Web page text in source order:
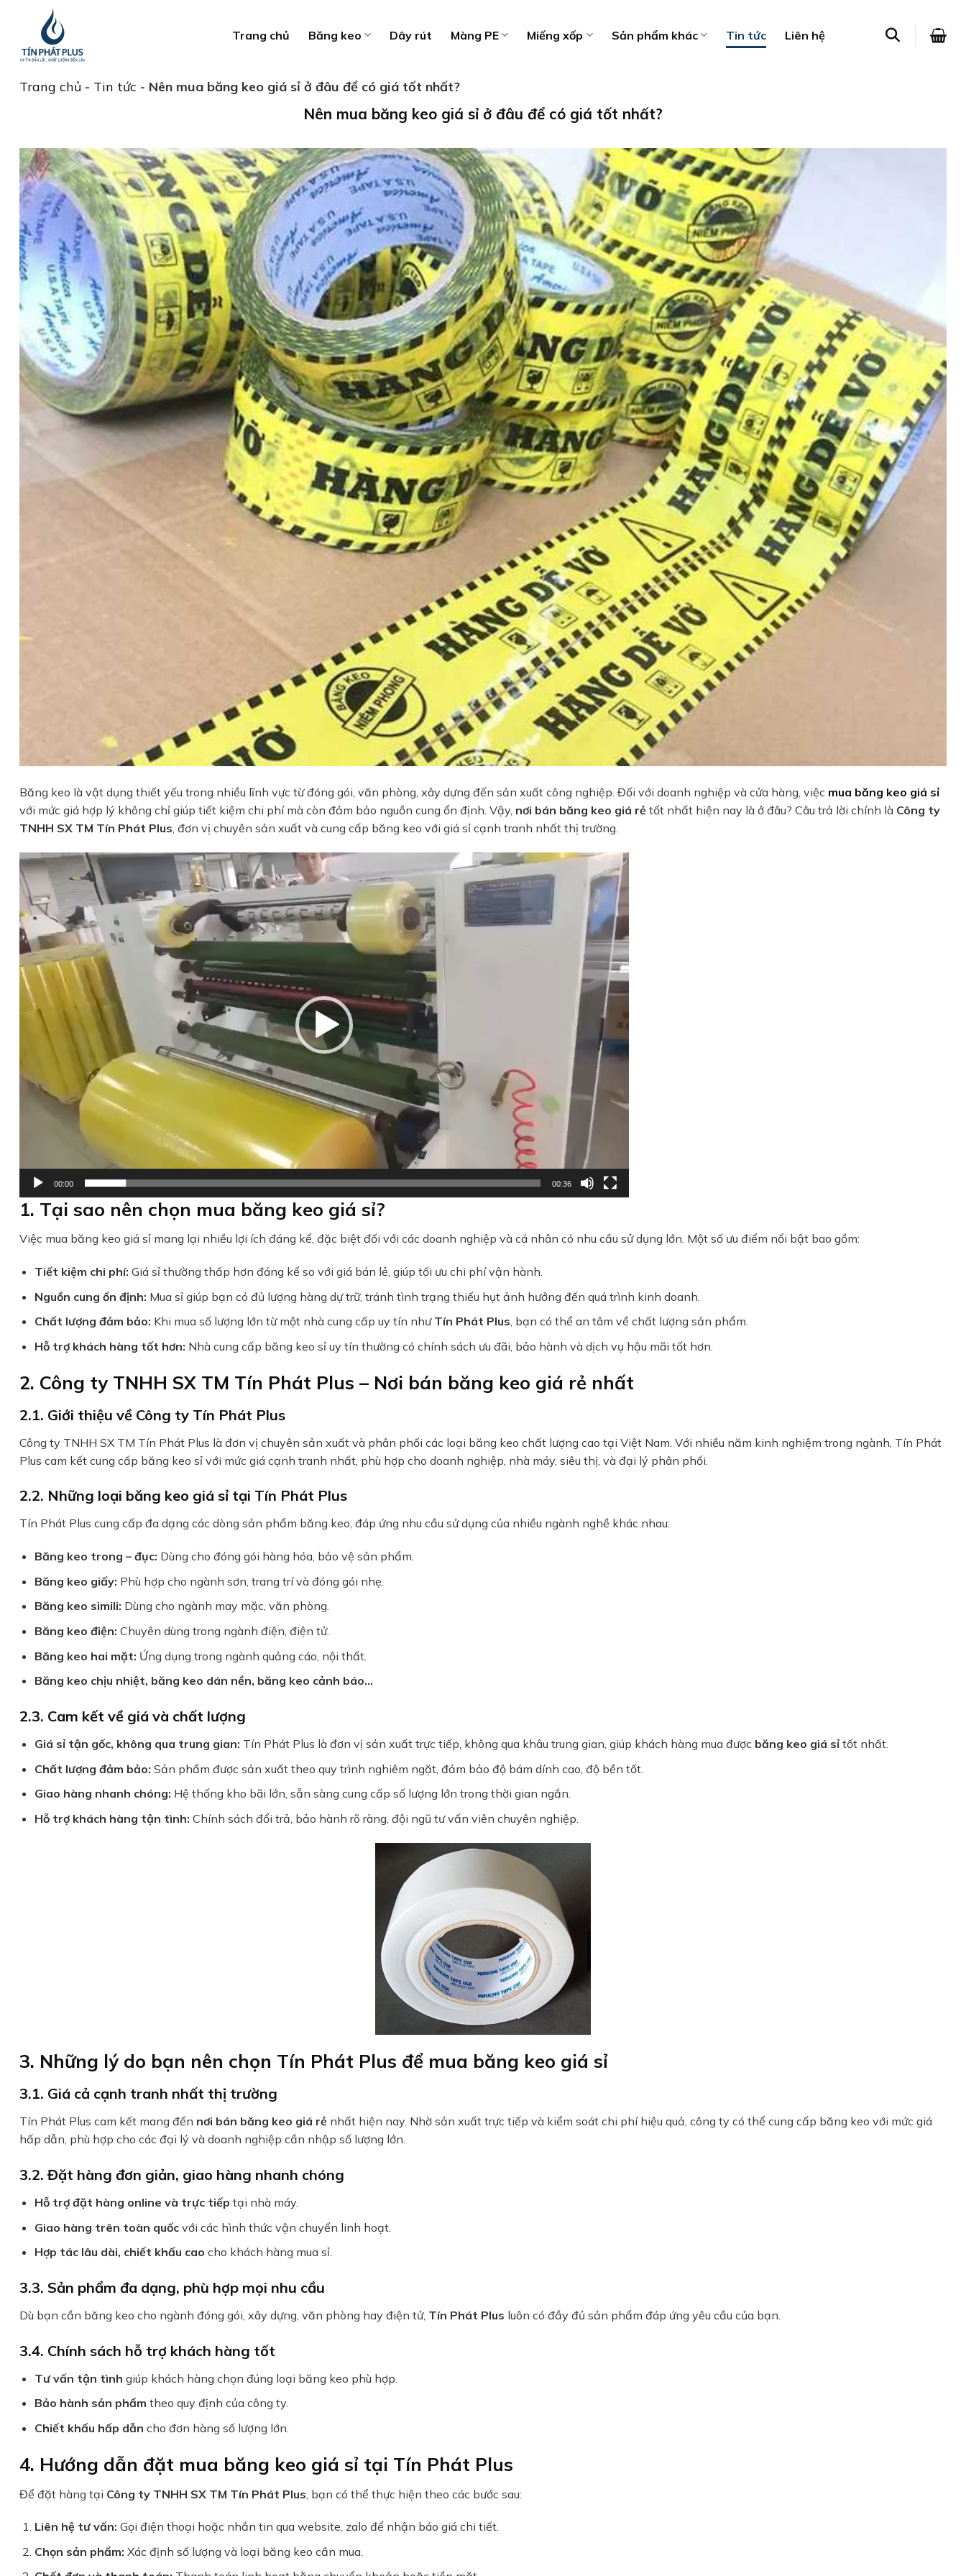
dung
Trang chủ Băng keo Dây rút Màng PE Miếng xốp Sản phẩm khác Tin tức Liên hệ
Trang chủ - Tin tức - Nên mua băng keo giá sỉ ở đâu để có giá tốt nhất?
Nên mua băng keo giá sỉ ở đâu để có giá tốt nhất?
Băng keo là vật dụng thiết yếu trong nhiều lĩnh vực từ đóng gói, văn phòng, xây dựng đến sản xuất công nghiệp. Đối với doanh nghiệp và cửa hàng, việc mua băng keo giá sỉ
với mức giá hợp lý không chỉ giúp tiết kiệm chi phí mà còn đảm bảo nguồn cung ổn định. Vậy, nơi bán băng keo giá rẻ tốt nhất hiện nay là ở đâu? Câu trả lời chính là Công ty
TNHH SX TM Tín Phát Plus , đơn vị chuyên sản xuất và cung cấp băng keo với giá sỉ cạnh tranh nhất thị trường.
Trình
chơi
Video
00:00 00:36
1. Tại sao nên chọn mua băng keo giá sỉ?
Việc mua băng keo giá sỉ mang lại nhiều lợi ích đáng kể, đặc biệt đối với các doanh nghiệp và cá nhân có nhu cầu sử dụng lớn. Một số ưu điểm nổi bật bao gồm:
Tiết kiệm chi phí: Giá sỉ thường thấp hơn đáng kể so với giá bán lẻ, giúp tối ưu chi phí vận hành.
Nguồn cung ổn định: Mua sỉ giúp bạn có đủ lượng hàng dự trữ, tránh tình trạng thiếu hụt ảnh hưởng đến quá trình kinh doanh.
Chất lượng đảm bảo: Khi mua số lượng lớn từ một nhà cung cấp uy tín như Tín Phát Plus, bạn có thể an tâm về chất lượng sản phẩm.
Hỗ trợ khách hàng tốt hơn: Nhà cung cấp băng keo sỉ uy tín thường có chính sách ưu đãi, bảo hành và dịch vụ hậu mãi tốt hơn.
2. Công ty TNHH SX TM Tín Phát Plus – Nơi bán băng keo giá rẻ nhất
2.1. Giới thiệu về Công ty Tín Phát Plus
Công ty TNHH SX TM Tín Phát Plus là đơn vị chuyên sản xuất và phân phối các loại băng keo chất lượng cao tại Việt Nam. Với nhiều năm kinh nghiệm trong ngành, Tín Phát
Plus cam kết cung cấp băng keo sỉ với mức giá cạnh tranh nhất, phù hợp cho doanh nghiệp, nhà máy, siêu thị, và đại lý phân phối.
2.2. Những loại băng keo giá sỉ tại Tín Phát Plus
Tín Phát Plus cung cấp đa dạng các dòng sản phẩm băng keo, đáp ứng nhu cầu sử dụng của nhiều ngành nghề khác nhau:
Băng keo trong – đục: Dùng cho đóng gói hàng hóa, bảo vệ sản phẩm.
Băng keo giấy: Phù hợp cho ngành sơn, trang trí và đóng gói nhẹ.
Băng keo simili: Dùng cho ngành may mặc, văn phòng.
Băng keo điện: Chuyên dùng trong ngành điện, điện tử.
Băng keo hai mặt: Ứng dụng trong ngành quảng cáo, nội thất.
Băng keo chịu nhiệt, băng keo dán nền, băng keo cảnh báo…
2.3. Cam kết về giá và chất lượng
Giá sỉ tận gốc, không qua trung gian: Tín Phát Plus là đơn vị sản xuất trực tiếp, không qua khâu trung gian, giúp khách hàng mua được băng keo giá sỉtốt nhất.
Chất lượng đảm bảo: Sản phẩm được sản xuất theo quy trình nghiêm ngặt, đảm bảo độ bám dính cao, độ bền tốt.
Giao hàng nhanh chóng: Hệ thống kho bãi lớn, sẵn sàng cung cấp số lượng lớn trong thời gian ngắn.
Hỗ trợ khách hàng tận tình: Chính sách đổi trả, bảo hành rõ ràng, đội ngũ tư vấn viên chuyên nghiệp.
3. Những lý do bạn nên chọn Tín Phát Plus để mua băng keo giá sỉ
3.1. Giá cả cạnh tranh nhất thị trường
Tín Phát Plus cam kết mang đến nơi bán băng keo giá rẻ nhất hiện nay. Nhờ sản xuất trực tiếp và kiểm soát chi phí hiệu quả, công ty có thể cung cấp băng keo với mức giá
hấp dẫn, phù hợp cho các đại lý và doanh nghiệp cần nhập số lượng lớn.
3.2. Đặt hàng đơn giản, giao hàng nhanh chóng
Hỗ trợ đặt hàng online và trực tiếp tại nhà máy.
Giao hàng trên toàn quốcvới các hình thức vận chuyển linh hoạt.
Hợp tác lâu dài, chiết khấu cao cho khách hàng mua sỉ.
3.3. Sản phẩm đa dạng, phù hợp mọi nhu cầu
Dù bạn cần băng keo cho ngành đóng gói, xây dựng, văn phòng hay điện tử, Tín Phát Plus luôn có đầy đủ sản phẩm đáp ứng yêu cầu của bạn.
3.4. Chính sách hỗ trợ khách hàng tốt
Tư vấn tận tình giúp khách hàng chọn đúng loại băng keo phù hợp.
Bảo hành sản phẩm theo quy định của công ty.
Chiết khấu hấp dẫn cho đơn hàng số lượng lớn.
4. Hướng dẫn đặt mua băng keo giá sỉ tại Tín Phát Plus
Để đặt hàng tại Công ty TNHH SX TM Tín Phát Plus , bạn có thể thực hiện theo các bước sau:
Liên hệ tư vấn: Gọi điện thoại hoặc nhắn tin qua website, zalo để nhận báo giá chi tiết.
Chọn sản phẩm: Xác định số lượng và loại băng keo cần mua.